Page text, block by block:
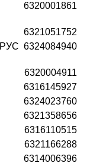
6320001861
6321051752
6324084940
6320004911
6316145927
6324023760
6321358656
6316110515
6321166288
6314006396